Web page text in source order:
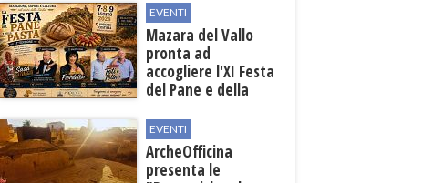
EVENTI
Mazara del Vallo
pronta ad
accogliere l'XI Festa
del Pane e della
EVENTI
ArcheOfficina
presenta le